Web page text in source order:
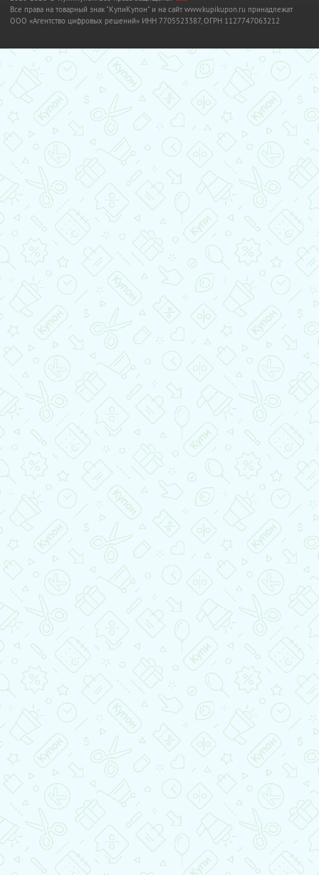
Все права на товарный знак "КупиКупон" и на сайт www.kupikupon.ru принадлежат
OOO «Агентство цифровых решений» ИНН 7705523387, ОГРН 1127747063212